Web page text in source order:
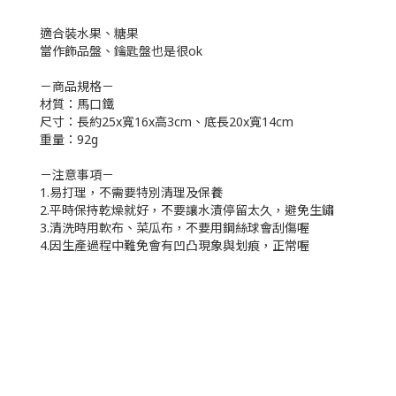
適合裝水果、糖果
當作飾品盤、鑰匙盤也是很ok
－商品規格－
材質：馬口鐵
尺寸：長約25x寬16x高3cm、底長20x寬14cm
重量：92g
－注意事項－
1.易打理，不需要特別清理及保養
2.平時保持乾燥就好，不要讓水漬停留太久，避免生鏽
3.清洗時用軟布、菜瓜布，不要用鋼絲球會刮傷喔
4.因生產過程中難免會有凹凸現象與划痕，正常喔